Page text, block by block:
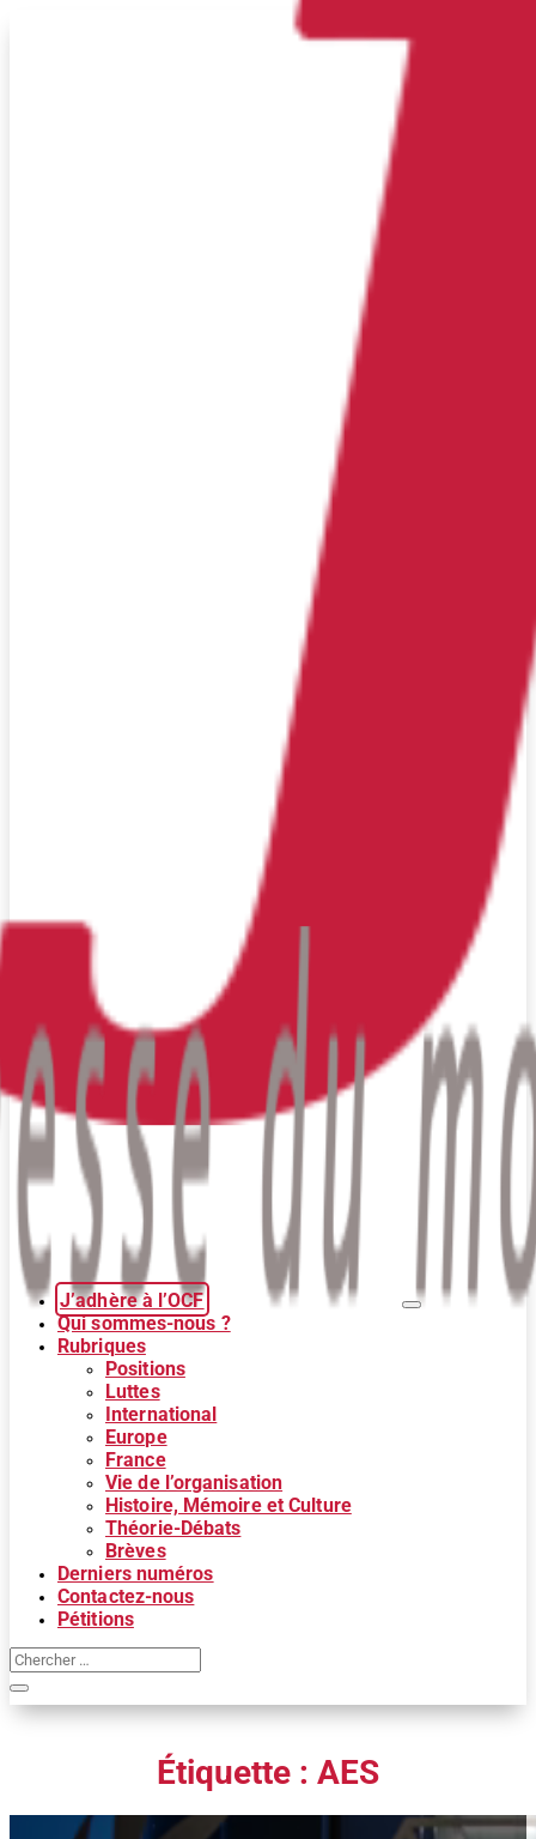
J’adhère à l’OCF
Qui sommes-nous ?
Rubriques
Positions
Luttes
International
Europe
France
Vie de l’organisation
Histoire, Mémoire et Culture
Théorie-Débats
Brèves
Derniers numéros
Contactez-nous
Pétitions
Étiquette : AES